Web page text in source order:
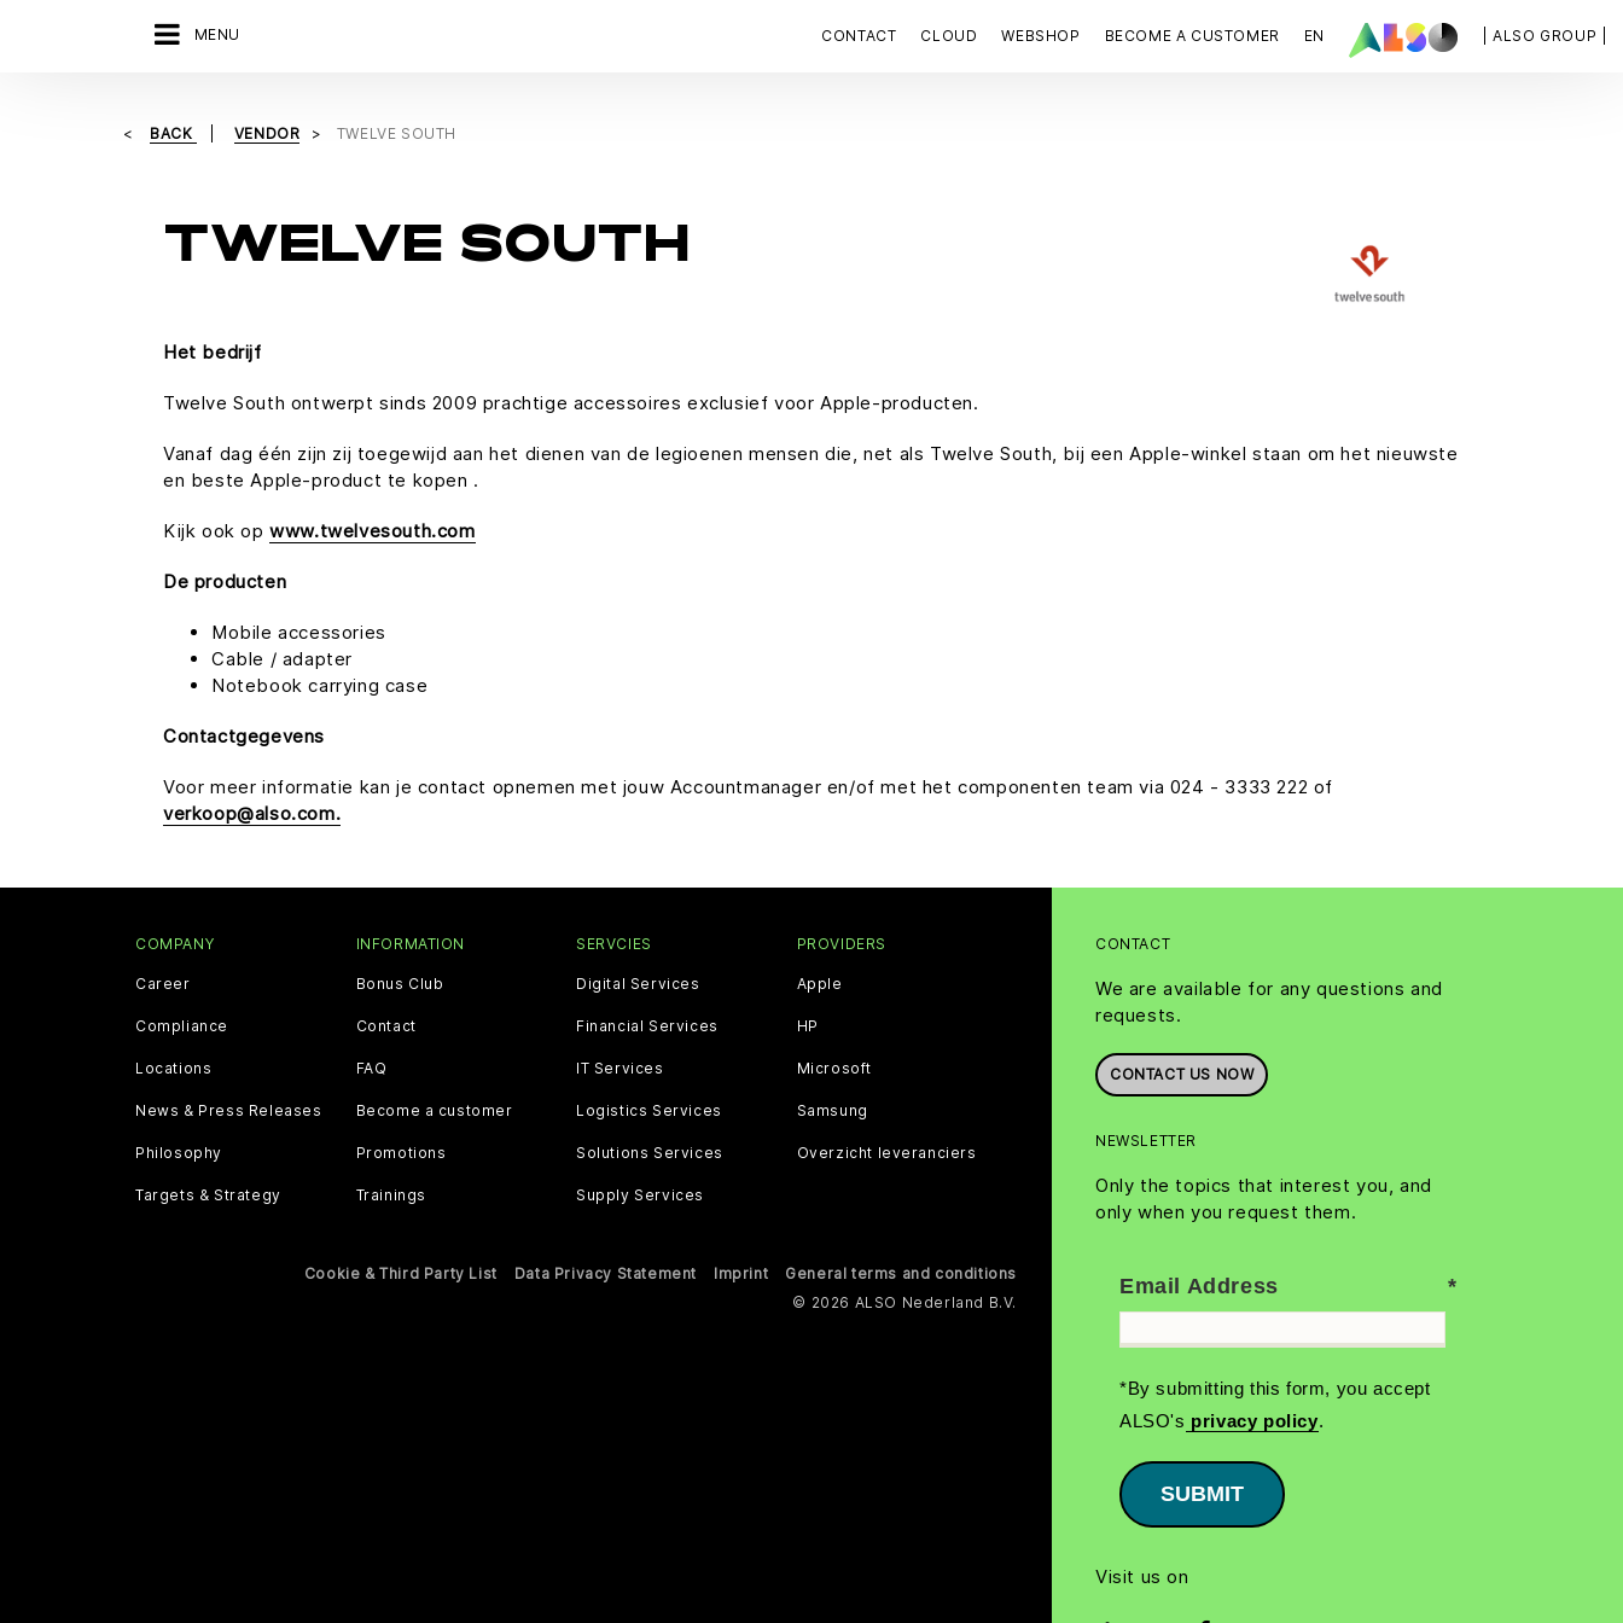
MENU | ALSO GROUP |
CONTACT CLOUD WEBSHOP BECOME A CUSTOMER EN
BACK VENDOR TWELVE SOUTH
TWELVE SOUTH
Het bedrijf
Twelve South ontwerpt sinds 2009 prachtige accessoires exclusief voor Apple-producten.
Vanaf dag één zijn zij toegewijd aan het dienen van de legioenen mensen die, net als Twelve South, bij een Apple-winkel staan om het nieuwste
en beste Apple-product te kopen .
Kijk ook opwww.twelvesouth.com
De producten
Mobile accessories
Cable / adapter
Notebook carrying case
Contactgegevens
Voor meer informatie kan je contact opnemen met jouw Accountmanager en/of met het componenten team via 024 - 3333 222 of
verkoop@also.com.
CONTACT
We are available for any questions and
requests.
CONTACT US NOW
NEWSLETTER
Only the topics that interest you, and
only when you request them.
Email Address
*By submitting this form, you accept
ALSO's privacy policy.
SUBMIT
Visit us on
COMPANY
Career
Compliance
Locations
News & Press Releases
Philosophy
Targets & Strategy
INFORMATION
Bonus Club
Contact
FAQ
Become a customer
Promotions
Trainings
SERVCIES
Digital Services
Financial Services
IT Services
Logistics Services
Solutions Services
Supply Services
PROVIDERS
Apple
HP
Microsoft
Samsung
Overzicht leveranciers
Cookie & Third Party List Data Privacy Statement Imprint
General terms and conditions
© 2026 ALSO Nederland B.V.